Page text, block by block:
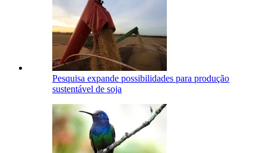
Pesquisa expande possibilidades para produção
sustentável de soja